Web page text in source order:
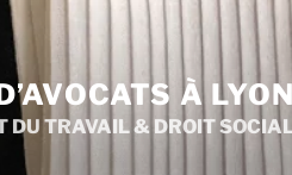
À
DU TRAVAIL & DROIT